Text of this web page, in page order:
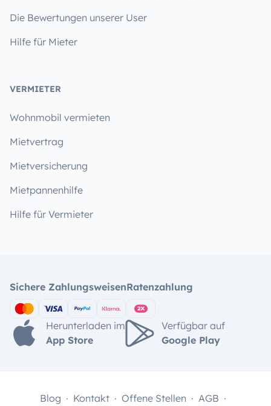
Die Bewertungen unserer User
Hilfe für Mieter
VERMIETER
Wohnmobil vermieten
Mietvertrag
Mietversicherung
Mietpannenhilfe
Hilfe für Vermieter
Sichere ZahlungsweisenRatenzahlung
Herunterladen im
App Store
Verfügbar auf
Google Play
Blog Kontakt Offene Stellen AGB